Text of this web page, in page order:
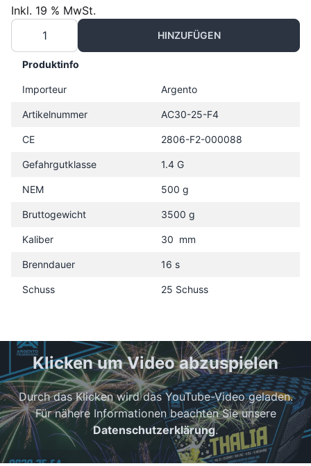
Inkl. 19 % MwSt.
HINZUFÜGEN
Produktinfo
Importeur Argento
Artikelnummer AC30-25-F4
CE 2806-F2-000088
Gefahrgutklasse 1.4 G
NEM 500 g
Bruttogewicht 3500 g
Kaliber 30 mm
Brenndauer 16 s
Schuss 25 Schuss
Klicken um Video abzuspielen
Durch das Klicken wird das YouTube-Video geladen.
Für nähere Informationen beachten Sie unsere
Datenschutzerklärung.